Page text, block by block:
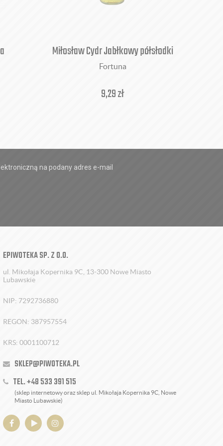
Miłosław Cydr Jabłkowy półsłodki
Fortuna
9,29zł
na podany adres e-mail
EPIWOTEKA SP. Z O.O.
ul. Mikołaja Kopernika 9C, 13-300 Nowe Miasto
Lubawskie
NIP: 7292736880
REGON: 387957554
KRS: 0001100712
SKLEP@PIWOTEKA.PL
TEL. +48 533 391 515
(sklep internetowy oraz sklep ul. Mikołaja Kopernika 9C, Nowe
Miasto Lubawskie)